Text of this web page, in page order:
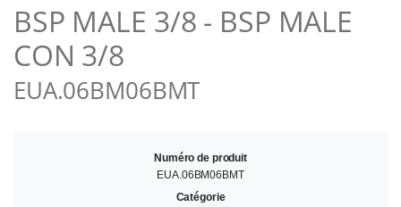
BSP MALE 3/8 - BSP MALE
CON 3/8
EUA.06BM06BMT
Numéro de produit
EUA.06BM06BMT
Catégorie